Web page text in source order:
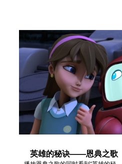
英雄的秘诀——恩典之歌